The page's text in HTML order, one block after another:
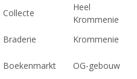
Collecte
Heel
Krommenie
Braderie Krommenie
Boekenmarkt OG-gebouw